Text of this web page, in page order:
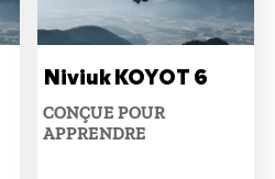
Niviuk KOYOT 6
CONÇUE POUR
APPRENDRE